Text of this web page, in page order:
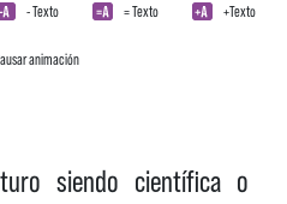
- Texto = Texto +Texto
animación
siendo científica o